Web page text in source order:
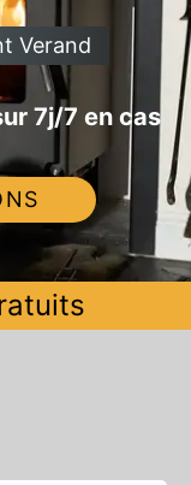
Verand
7j/7 en cas